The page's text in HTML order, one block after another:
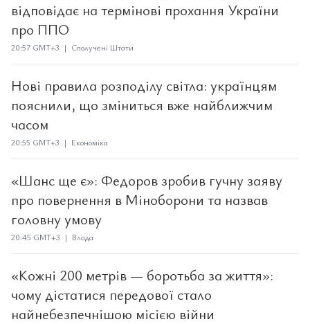
відповідає на термінові прохання України
про ППО
20:57 GMT+3 | Сполучені Штати
Нові правила розподілу світла: українцям
пояснили, що зміниться вже найближчим
часом
20:55 GMT+3 | Економіка
«Шанс ще є»: Федоров зробив гучну заяву
про повернення в Міноборони та назвав
головну умову
20:45 GMT+3 | Влада
«Кожні 200 метрів — боротьба за життя»:
чому дістатися передової стало
найнебезпечнішою місією війни